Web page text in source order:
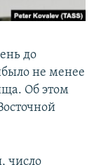
до
не менее
Об этом
число